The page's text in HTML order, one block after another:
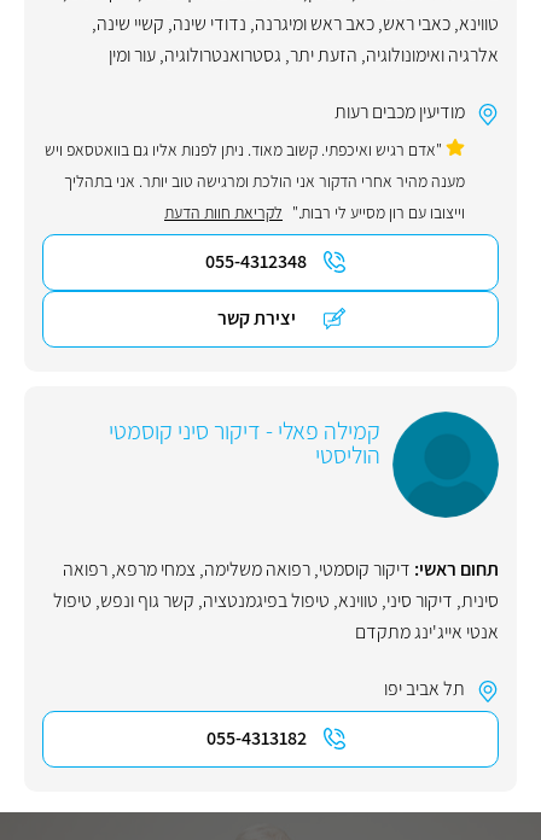
טווינא,כאבי ראש,כאב ראש ומיגרנה, נדודי שינה, קשיי שינה,
אלרגיה ואימונולוגיה, הזעת יתר, גסטרואנטרולוגיה,עור ומין
מודיעין מכבים רעות
"אדם רגיש ואיכפתי. קשוב מאוד. ניתן לפנות אליו גם בוואטסאפ ויש
מענה מהיר אחרי הדקור אני הולכת ומרגישה טוב יותר. אני בתהליך
וייצובו עם רון מסייע לי רבות." לקריאת חוות הדעת
055-4312348
יצירת קשר
קמילה פאלי - דיקור סיני קוסמטי
הוליסטי
תחום ראשי: דיקור קוסמטי,רפואה משלימה, צמחי מרפא,רפואה
סינית, דיקור סיני, טווינא, טיפול בפיגמנטציה, קשר גוף ונפש, טיפול
אנטי אייג'ינג מתקדם
תל אביב יפו
055-4313182